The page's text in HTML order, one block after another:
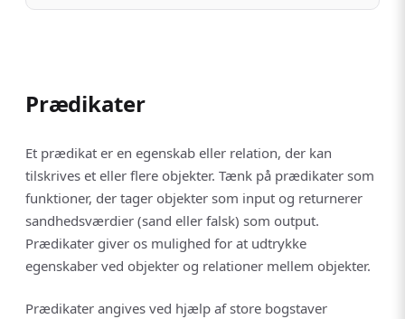
Prædikater
Et prædikat er en egenskab eller relation, der kan
tilskrives et eller flere objekter. Tænk på prædikater som
funktioner, der tager objekter som input og returnerer
sandhedsværdier (sand eller falsk) som output.
Prædikater giver os mulighed for at udtrykke
egenskaber ved objekter og relationer mellem objekter.
Prædikater angives ved hjælp af store bogstaver